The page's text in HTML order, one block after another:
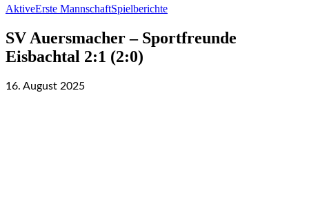
AktiveErste MannschaftSpielberichte
SV Auersmacher – Sportfreunde
Eisbachtal 2:1 (2:0)
16. August 2025